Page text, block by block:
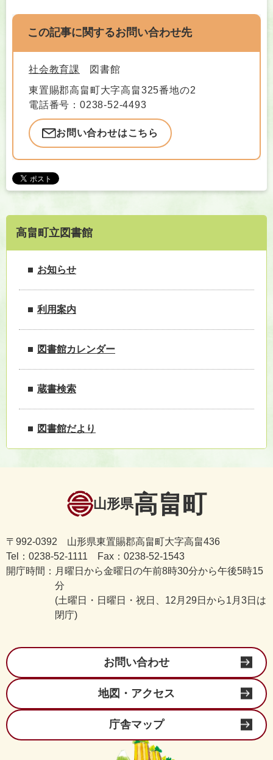
この記事に関するお問い合わせ先
社会教育課
図書館
東置賜郡高畠町大字高畠325番地の2
電話番号：0238-52-4493
お問い合わせはこちら
高畠町立図書館
お知らせ
利用案内
図書館カレンダー
蔵書検索
図書館だより
山形県高畠町
〒992-0392 山形県東置賜郡高畠町大字高畠436
Tel：0238-52-1111 Fax：0238-52-1543
開庁時間： 月曜日から金曜日の午前8時30分から午後5時15
分
(土曜日・日曜日・祝日、12月29日から1月3日は
閉庁)
お問い合わせ
地図・アクセス
庁舎マップ